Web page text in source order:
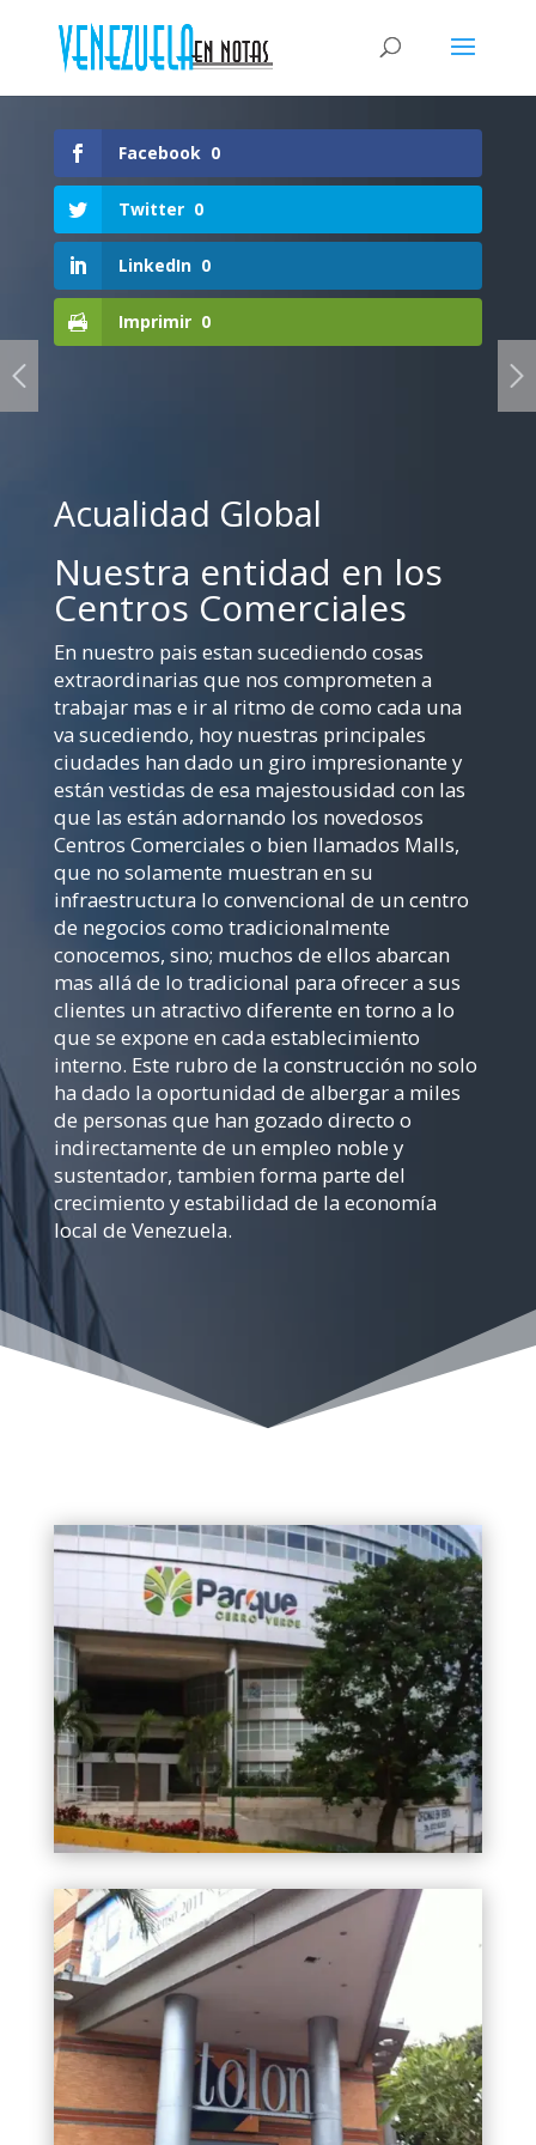
Facebook 0
Twitter 0
LinkedIn 0
Imprimir 0
Acualidad Global
Nuestra entidad en los
Centros Comerciales
En nuestro pais estan sucediendo cosas
extraordinarias que nos comprometen a
trabajar mas e ir al ritmo de como cada una
va sucediendo, hoy nuestras principales
ciudades han dado un giro impresionante y
están vestidas de esa majestousidad con las
que las están adornando los novedosos
Centros Comerciales o bien llamados Malls,
que no solamente muestran en su
infraestructura lo convencional de un centro
de negocios como tradicionalmente
conocemos, sino; muchos de ellos abarcan
mas allá de lo tradicional para ofrecer a sus
clientes un atractivo diferente en torno a lo
que se expone en cada establecimiento
interno. Este rubro de la construcción no solo
ha dado la oportunidad de albergar a miles
de personas que han gozado directo o
indirectamente de un empleo noble y
sustentador, tambien forma parte del
crecimiento y estabilidad de la economía
local de Venezuela.